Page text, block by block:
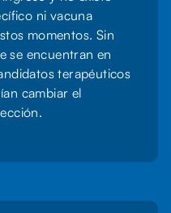
ni vacuna
momentos. Sin
se encuentran en
terapéuticos
cambiar el